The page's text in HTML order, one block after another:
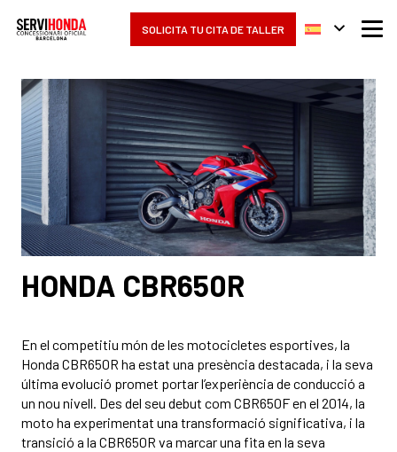
SOLICITA TU CITA DE TALLER
HONDA CBR650R
En el competitiu món de les motocicletes esportives, la
Honda CBR650R ha estat una presència destacada, i la seva
última evolució promet portar l’experiència de conducció a
un nou nivell. Des del seu debut com CBR650F en el 2014, la
moto ha experimentat una transformació significativa, i la
transició a la CBR650R va marcar una fita en la seva